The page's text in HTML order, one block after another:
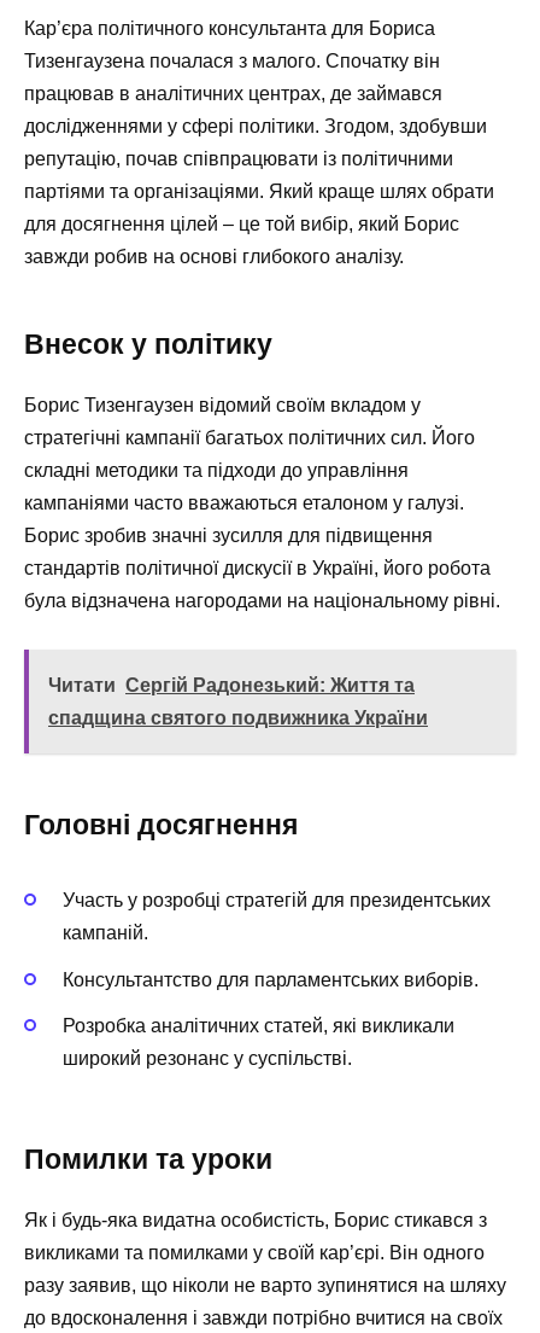
Кар’єра політичного консультанта для Бориса
Тизенгаузена почалася з малого. Спочатку він
працював в аналітичних центрах, де займався
дослідженнями у сфері політики. Згодом, здобувши
репутацію, почав співпрацювати із політичними
партіями та організаціями. Який краще шлях обрати
для досягнення цілей – це той вибір, який Борис
завжди робив на основі глибокого аналізу.
Внесок у політику
Борис Тизенгаузен відомий своїм вкладом у
стратегічні кампанії багатьох політичних сил. Його
складні методики та підходи до управління
кампаніями часто вважаються еталоном у галузі.
Борис зробив значні зусилля для підвищення
стандартів політичної дискусії в Україні, його робота
була відзначена нагородами на національному рівні.
Читати Сергій Радонезький: Життя та
спадщина святого подвижника України
Головні досягнення
Участь у розробці стратегій для президентських
кампаній.
Консультантство для парламентських виборів.
Розробка аналітичних статей, які викликали
широкий резонанс у суспільстві.
Помилки та уроки
Як і будь-яка видатна особистість, Борис стикався з
викликами та помилками у своїй кар’єрі. Він одного
разу заявив, що ніколи не варто зупинятися на шляху
до вдосконалення і завжди потрібно вчитися на своїх